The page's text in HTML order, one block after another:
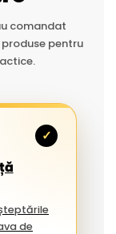
comandat
pentru
✓